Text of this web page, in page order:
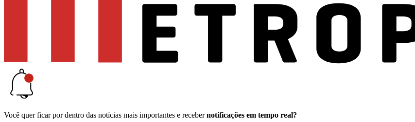
Você quer ficar por dentro das notícias mais importantes e receber notificações em tempo real?